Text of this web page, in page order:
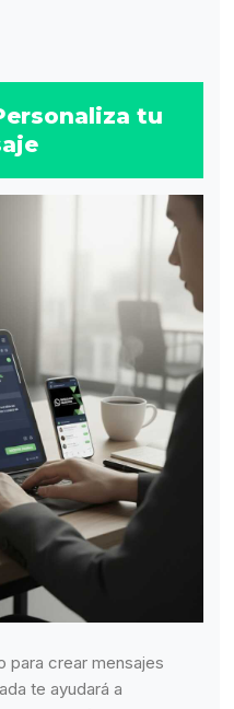
tu
para crear mensajes
te ayudará a